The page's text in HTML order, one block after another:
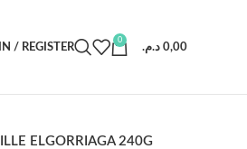
/ REGISTER
0
0,00 د.م.
ELGORRIAGA 240G